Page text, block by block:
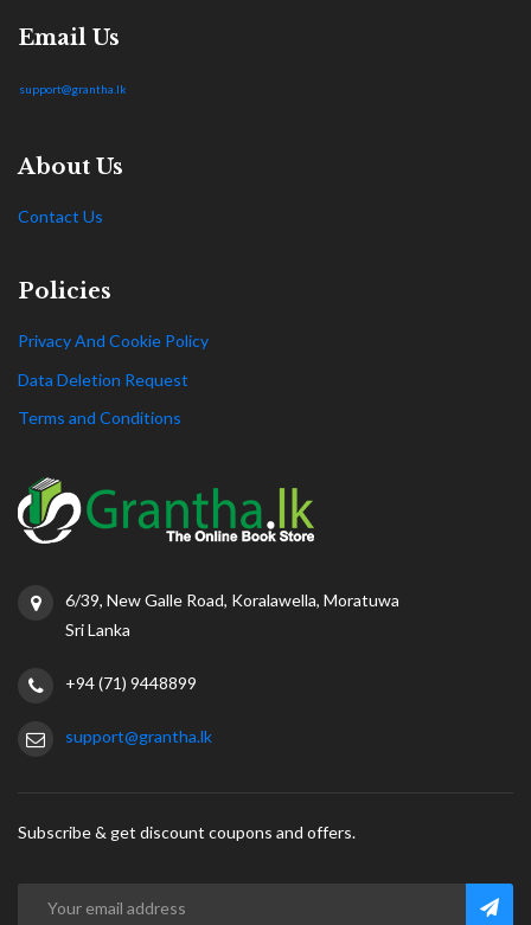
Email Us
support@grantha.lk
About Us
Contact Us
Policies
Privacy And Cookie Policy
Data Deletion Request
Terms and Conditions
6/39, New Galle Road, Koralawella, Moratuwa
Sri Lanka
+94 (71) 9448899
support@grantha.lk
Subscribe & get discount coupons and offers.